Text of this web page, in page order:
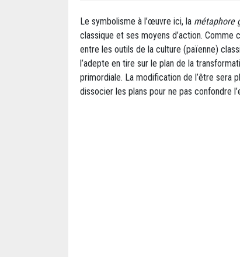
Le symbolisme à l’œuvre ici, la métaphore
classique et ses moyens d’action.
entre les outils de la culture (païenne)
l’adepte en tire sur le plan de la
primordiale. La modification de l’être sera
dissocier les plans pour ne pas confondre